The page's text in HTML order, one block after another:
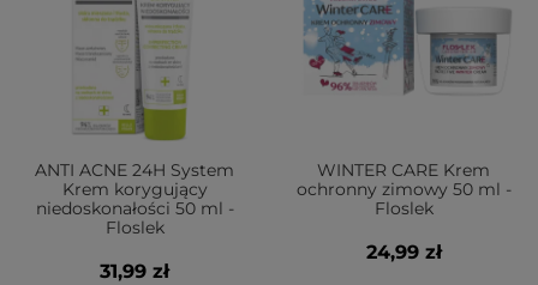
ANTI ACNE 24H System
Krem korygujący
niedoskonałości 50 ml -
Floslek
31,99 zł
WINTER CARE Krem
ochronny zimowy 50 ml -
Floslek
24,99 zł